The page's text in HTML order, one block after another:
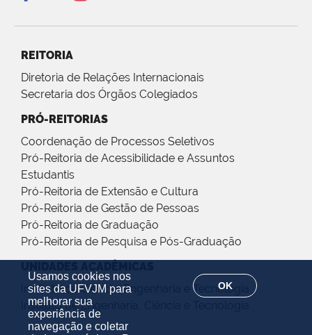
Usamos cookies nos
sites da UFVJM para
melhorar sua
experiência de
navegação e coletar
OK
REITORIA
Diretoria de Relações Internacionais
Secretaria dos Órgãos Colegiados
PRÓ-REITORIAS
Coordenação de Processos Seletivos
Pró-Reitoria de Acessibilidade e Assuntos
Estudantis
Pró-Reitoria de Extensão e Cultura
Pró-Reitoria de Gestão de Pessoas
Pró-Reitoria de Graduação
Pró-Reitoria de Pesquisa e Pós-Graduação
Instituto de Ciência, Engenharia e Tecnologia
Instituto de Engenharia, Ciência e Tecnologia